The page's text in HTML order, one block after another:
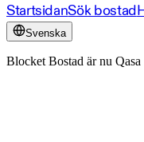
StartsidanSök bostad
Svenska
Blocket Bostad är nu Qasa